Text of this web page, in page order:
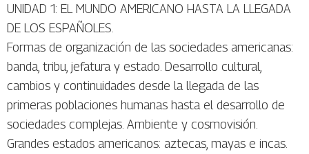
UNIDAD 1: EL MUNDO AMERICANO HASTA LA LLEGADA
DE LOS ESPAÑOLES.
Formas de organización de las sociedades americanas:
banda, tribu, jefatura y estado. Desarrollo cultural,
cambios y continuidades desde la llegada de las
primeras poblaciones humanas hasta el desarrollo de
sociedades complejas. Ambiente y cosmovisión.
Grandes estados americanos: aztecas, mayas e incas.